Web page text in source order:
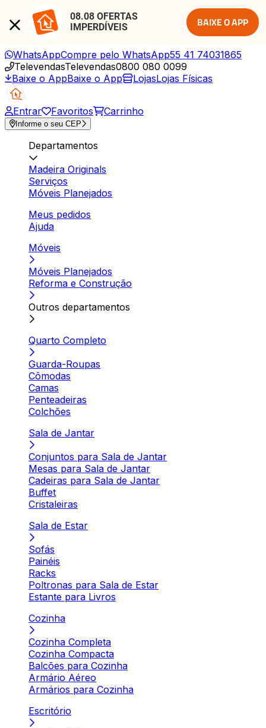
08.08 OFERTAS
IMPERDÍVEIS
BAIXE O APP
WhatsAppCompre pelo WhatsApp55 41 74031865
TelevendasTelevendas0800 080 0099
Baixe o AppBaixe o App LojasLojas Físicas
Entrar Favoritos Carrinho
Informe o seu CEP
Departamentos
Madeira Originals
Serviços
Móveis Planejados
Meus pedidos
Ajuda
Móveis
Móveis Planejados
Reforma e Construção
Outros departamentos
Quarto Completo
Guarda-Roupas
Cômodas
Camas
Penteadeiras
Colchões
Sala de Jantar
Conjuntos para Sala de Jantar
Mesas para Sala de Jantar
Cadeiras para Sala de Jantar
Buffet
Cristaleiras
Sala de Estar
Sofás
Painéis
Racks
Poltronas para Sala de Estar
Estante para Livros
Cozinha
Cozinha Completa
Cozinha Compacta
Balcões para Cozinha
Armário Aéreo
Armários para Cozinha
Escritório